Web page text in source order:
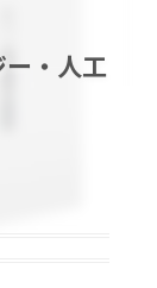
・人工